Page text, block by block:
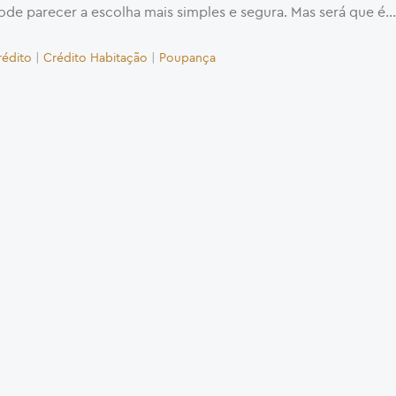
parecer a escolha mais simples e segura. Mas será que é...
| Crédito Habitação | Poupança